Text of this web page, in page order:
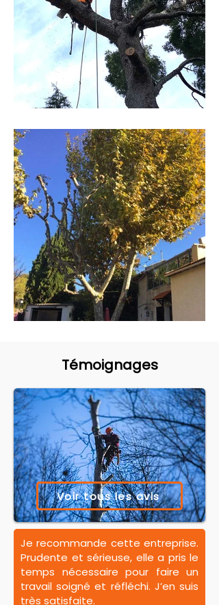
Témoignages
Voir tous les avis
Je recommande cette entreprise.
Prudente et sérieuse, elle a pris le
temps nécessaire pour faire un
travail soigné et réfléchi. J’en suis
très satisfaite.